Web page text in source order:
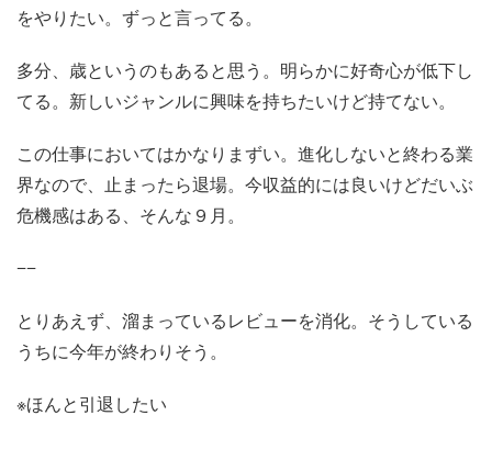
をやりたい。ずっと言ってる。
多分、歳というのもあると思う。明らかに好奇心が低下し
てる。新しいジャンルに興味を持ちたいけど持てない。
この仕事においてはかなりまずい。進化しないと終わる業
界なので、止まったら退場。今収益的には良いけどだいぶ
危機感はある、そんな９月。
−−
とりあえず、溜まっているレビューを消化。そうしている
うちに今年が終わりそう。
※ほんと引退したい